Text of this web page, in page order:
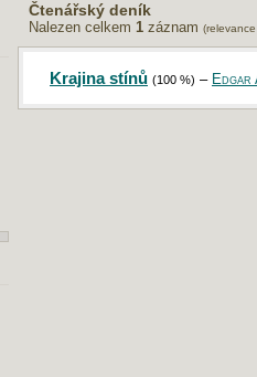
Čtenářský deník
Nalezen celkem 1 záznam
Krajina stínů (100 %) – Edgar